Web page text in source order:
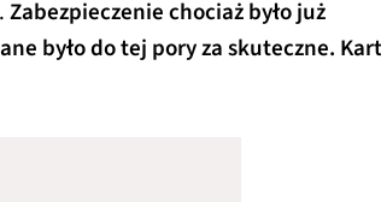
Zabezpieczenie chociaż było już
było do tej pory za skuteczne.